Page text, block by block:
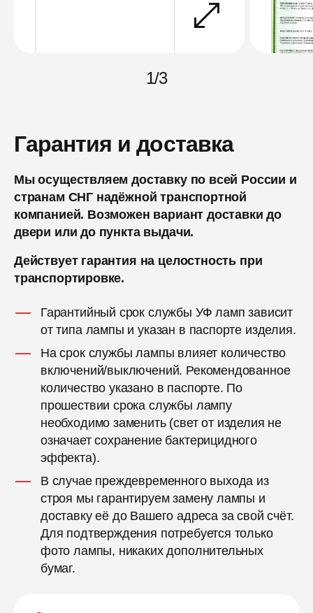
1/3
Гарантия и доставка
Мы осуществляем доставку по всей России и
странам СНГ надёжной транспортной
компанией. Возможен вариант доставки до
двери или до пункта выдачи.
Действует гарантия на целостность при
транспортировке.
Гарантийный срок службы УФ ламп зависит
от типа лампы и указан в паспорте изделия.
На срок службы лампы влияет количество
включений/выключений. Рекомендованное
количество указано в паспорте. По
прошествии срока службы лампу
необходимо заменить (свет от изделия не
означает сохранение бактерицидного
эффекта).
В случае преждевременного выхода из
строя мы гарантируем замену лампы и
доставку её до Вашего адреса за свой счёт.
Для подтверждения потребуется только
фото лампы, никаких дополнительных
бумаг.